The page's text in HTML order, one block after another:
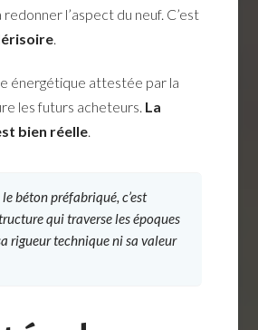
l’aspect du neuf. C’est
énergétique attestée par la
les futurs acheteurs. La
bien réelle
béton préfabriqué, c’est
qui traverse les époques
rigueur technique ni sa valeur